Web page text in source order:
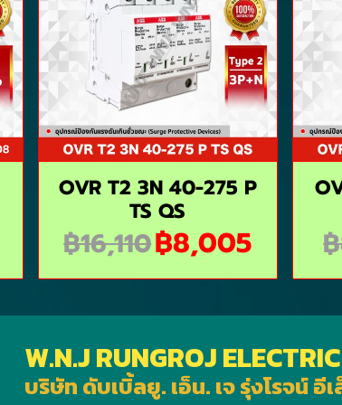
OVR T2 3N 40-275 P
TS QS
฿16,110฿8,005
W.N.J RUNGROJ
บริษัท ดับเบิ้ลยู. เอ็น. เจ รุ่งโรจน์ อี